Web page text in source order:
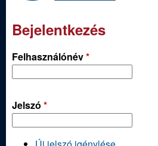
Bejelentkezés
Felhasználónév*
Jelszó *